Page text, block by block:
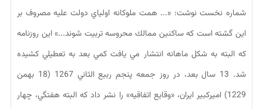
شماره نخست نوشت: «... همت ملوكانه اولياي دولت عليه مصروف بر
اين گشته است كه ساكنين ممالك محروسه تربيت شوند...» اين روزنامه
كه البته به شكل ماهانه انتشار مي يافت كمي بعد به تعطيلي كشيده
شد. 13 سال بعد، در روز جمعه پنجم ربيع الثاني 1267 (18 بهمن
1229) اميركبير ايران، «وقايع اتفاقيه» را نشر داد كه البته هفتگي، چهار